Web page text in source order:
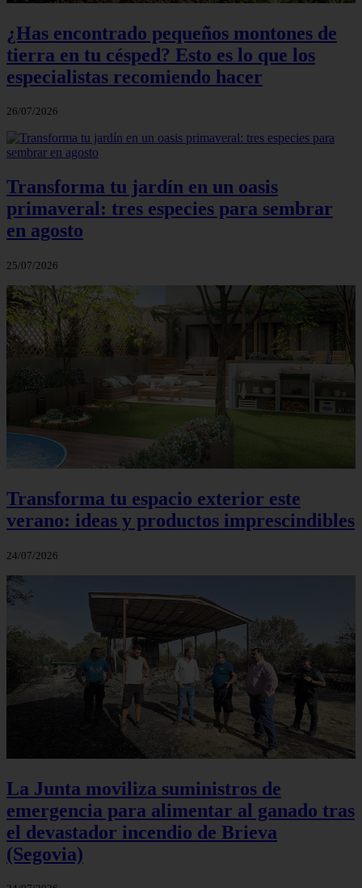
¿Has encontrado pequeños montones de
tierra en tu césped? Esto es lo que los
especialistas recomiendo hacer
26/07/2026
Transforma tu jardín en un oasis
primaveral: tres especies para sembrar
en agosto
25/07/2026
Transforma tu espacio exterior este
verano: ideas y productos imprescindibles
24/07/2026
La Junta moviliza suministros de
emergencia para alimentar al ganado tras
el devastador incendio de Brieva
(Segovia)